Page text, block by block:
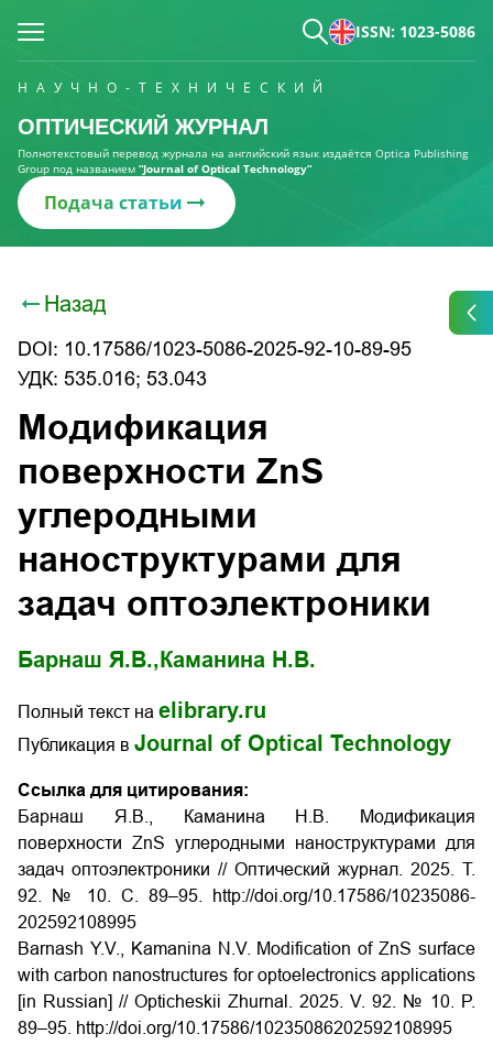
ISSN: 1023-5086
НАУЧНО-ТЕХНИЧЕСКИЙ
ОПТИЧЕСКИЙ ЖУРНАЛ
Полнотекстовый перевод журнала на английский язык издаётся Optica Publishing
Group под названием “Journal of Optical Technology“
Подача статьи
Назад
DOI: 10.17586/1023-5086-2025-92-10-89-95
УДК: 535.016; 53.043
Модификация
поверхности ZnS
углеродными
наноструктурами для
задач оптоэлектроники
Барнаш Я.В., Каманина Н.В.
Полный текст на elibrary.ru
Публикация в Journal of Optical Technology
Ссылка для цитирования:
Барнаш Я.В., Каманина Н.В. Модификация
поверхности ZnS углеродными наноструктурами для
задач оптоэлектроники // Оптический журнал. 2025. Т.
92. № 10. С. 89–95.
http://doi.org/10.17586/1023­5086­
2025­92­10­89­95
Barnash Y.V., Kamanina N.V. Modification of ZnS surface
with carbon nanostructures for optoelectronics applications
[in Russian] // Opticheskii Zhurnal. 2025. V. 92. № 10. P.
89–95. http://doi.org/10.17586/1023­5086­2025­92­10­89­95